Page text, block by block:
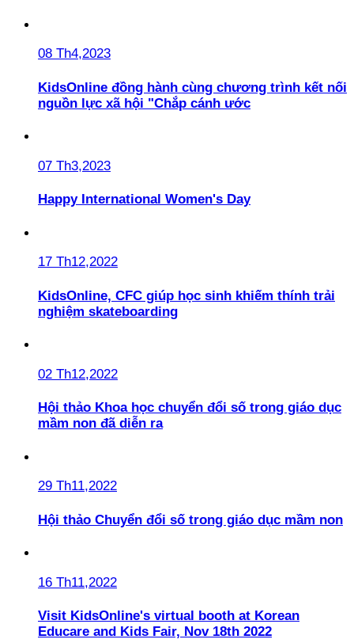
08 Th4,2023
KidsOnline đồng hành cùng chương trình kết nối
nguồn lực xã hội "Chắp cánh ước
07 Th3,2023
Happy International Women's Day
17 Th12,2022
KidsOnline, CFC giúp học sinh khiếm thính trải
nghiệm skateboarding
02 Th12,2022
Hội thảo Khoa học chuyển đổi số trong giáo dục
mầm non đã diễn ra
29 Th11,2022
Hội thảo Chuyển đổi số trong giáo dục mầm non
16 Th11,2022
Visit KidsOnline's virtual booth at Korean
Educare and Kids Fair, Nov 18th 2022